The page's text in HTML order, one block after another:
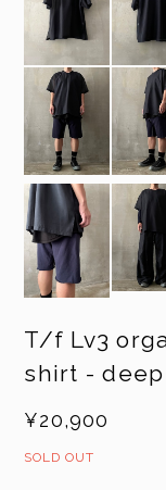
T/f Lv3
shirt -
¥20,900
SOLD OUT